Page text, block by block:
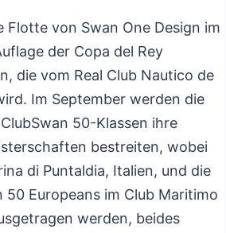
Flotte von Swan One Design im
der Copa del Rey
die vom Real Club Nautico de
Im September werden die
50-Klassen ihre
bestreiten, wobei
di Puntaldia, Italien, und die
50 Europeans im Club Maritimo
werden, beides